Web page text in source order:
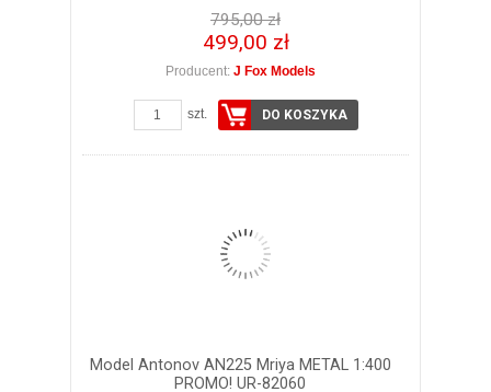
795,00 zł
499,00 zł
Producent: J Fox Models
szt. DO KOSZYKA
Model Antonov AN225 Mriya METAL 1:400
PROMO! UR-82060